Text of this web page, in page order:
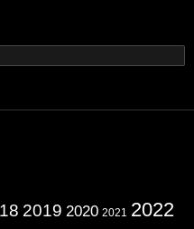
2019 2020 2021 2022